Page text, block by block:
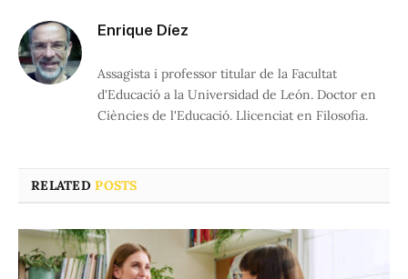
Enrique Díez
Assagista i professor titular de la Facultat
d'Educació a la Universidad de León. Doctor en
Ciències de l'Educació. Llicenciat en Filosofia.
RELATEDPOSTS